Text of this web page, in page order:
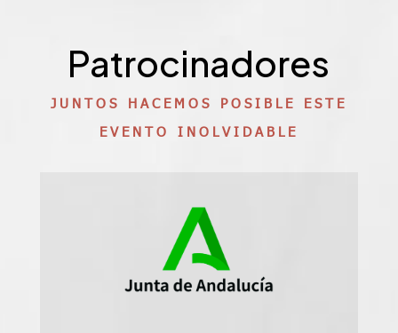
Patrocinadores
JUNTOS HACEMOS POSIBLE ESTE
EVENTO INOLVIDABLE